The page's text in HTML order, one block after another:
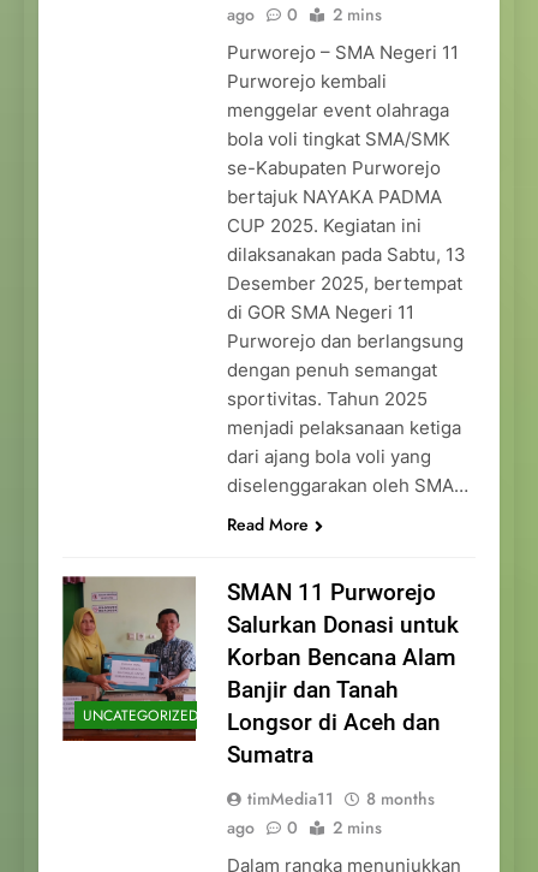
ago
0 2 mins
Purworejo – SMA Negeri 11
Purworejo kembali
menggelar event olahraga
bola voli tingkat SMA/SMK
se-Kabupaten Purworejo
bertajuk NAYAKA PADMA
CUP 2025. Kegiatan ini
dilaksanakan pada Sabtu, 13
Desember 2025, bertempat
di GOR SMA Negeri 11
Purworejo dan berlangsung
dengan penuh semangat
sportivitas. Tahun 2025
menjadi pelaksanaan ketiga
dari ajang bola voli yang
diselenggarakan oleh SMA…
Read More
UNCATEGORIZED
SMAN 11 Purworejo
Salurkan Donasi untuk
Korban Bencana Alam
Banjir dan Tanah
Longsor di Aceh dan
Sumatra
timMedia11
8 months
ago
0 2 mins
Dalam rangka menunjukkan